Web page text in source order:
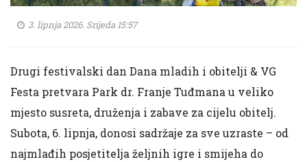
3. lipnja 2026. Srijeda 15:57
Drugi festivalski dan Dana mladih i obitelji & VG
Festa pretvara Park dr. Franje Tuđmana u veliko
mjesto susreta, druženja i zabave za cijelu obitelj.
Subota, 6. lipnja, donosi sadržaje za sve uzraste – od
najmlađih posjetitelja željnih igre i smijeha do